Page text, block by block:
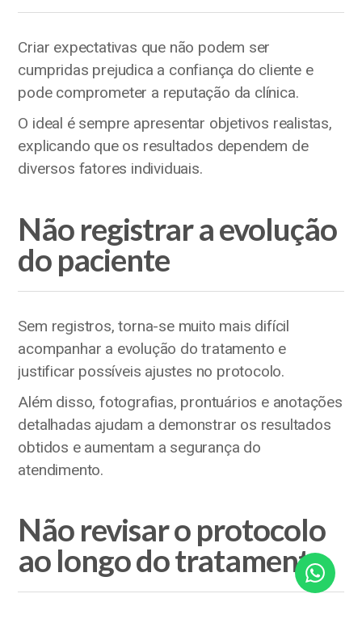
Criar expectativas que não podem ser
cumpridas prejudica a confiança do cliente e
pode comprometer a reputação da clínica.
O ideal é sempre apresentar objetivos realistas,
explicando que os resultados dependem de
diversos fatores individuais.
Não registrar a evolução
do paciente
Sem registros, torna-se muito mais difícil
acompanhar a evolução do tratamento e
justificar possíveis ajustes no protocolo.
Além disso, fotografias, prontuários e anotações
detalhadas ajudam a demonstrar os resultados
obtidos e aumentam a segurança do
atendimento.
Não revisar o protocolo
ao longo do tratamento